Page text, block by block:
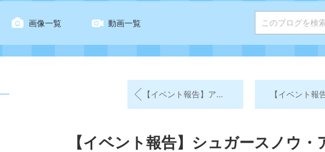
画像一覧 動画一覧
【イベント報告】アンティーク・スカイ・トリップ編
【イベント報告】シュガースノウ